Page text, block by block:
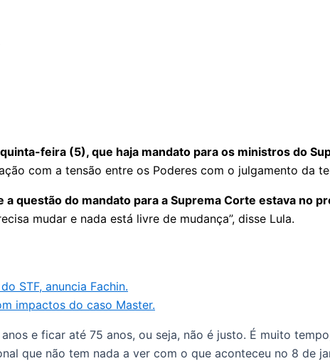
feira (5), que haja mandato para os ministros do
com a tensão entre os Poderes com o julgamento da
questão do mandato para a Suprema Corte estava no
mudar e nada está livre de mudança”, disse Lula.
STF, anuncia Fachin.
impactos do caso Master.
e ficar até 75 anos, ou seja, não é justo. É muito
que não tem nada a ver com o que aconteceu no 8 de